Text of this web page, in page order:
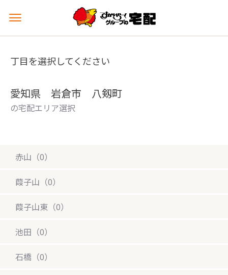
メ
ュ
を
丁目を選択してください
愛知県 岩倉市 八剱町
の宅配エリア選択
赤山（0）
葭子山（0）
葭子山東（0）
池田（0）
石橋（0）